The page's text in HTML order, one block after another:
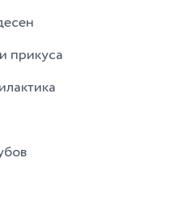
прикуса